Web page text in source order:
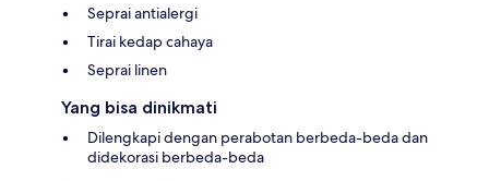
Seprai antialergi
Tirai kedap cahaya
Seprai linen
Yang bisa dinikmati
Dilengkapi dengan perabotan berbeda-beda dan
didekorasi berbeda-beda